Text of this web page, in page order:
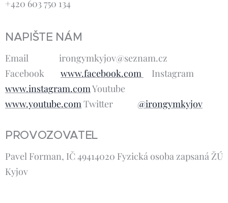
+420 603 750 134
NAPIŠTE NÁM
Email irongymkyjov@seznam.cz
Facebook www.facebook.com
Instagram
www.instagram.comYoutube
www.youtube.comTwitter @irongymkyjov
PROVOZOVATEL
Pavel Forman, IČ 49414020 Fyzická osoba zapsaná ŽÚ
Kyjov